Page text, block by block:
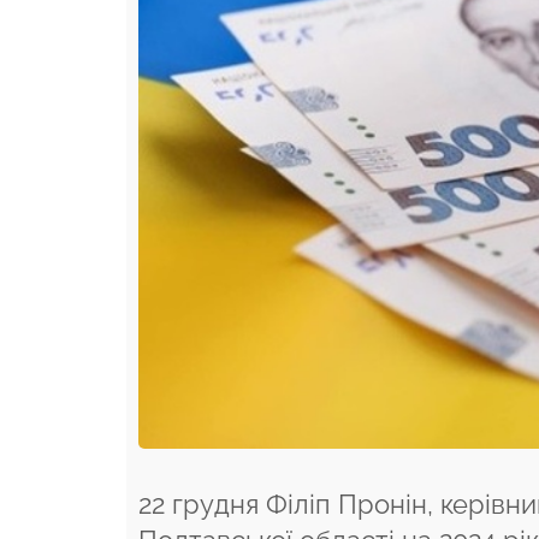
22 грудня Філіп Пронін,